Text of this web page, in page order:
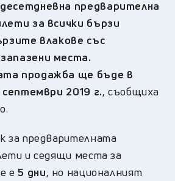
предварителна
за всички бързи
влакове със
места.
продажба ще бъде в
септември 2019 г., съобщиха
за предварителната
и седящи места за
е5 дни, но националният